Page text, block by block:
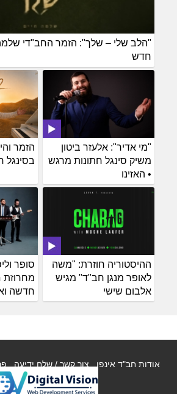
"הלב שלי – שלך": הזמר החב"די
חדש
הזמר
"מי אדיר": אלעזר ביטון
משיק סינגל חתונות מרגש
• האזינו
סופר
מחרוזת
חדשה
ההיסטוריה חוזרת: "משה
לאופר מנגן חב"ד" מגיש
אלבום שישי
אודות חב"ד אינפו צור קשר / שלח ידיעה